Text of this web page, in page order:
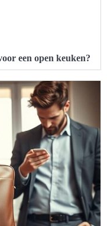
een open keuken?